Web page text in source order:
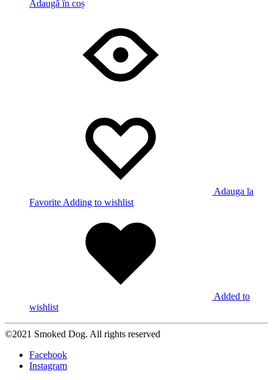
Adaugă în coș
Adauga la
Favorite Adding to wishlist
Added to
wishlist
©2021 Smoked Dog. All rights reserved
Facebook
Instagram